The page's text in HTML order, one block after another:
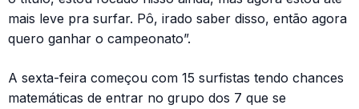
mais leve pra surfar. Pô, irado saber disso, então agora
quero ganhar o campeonato”.
A sexta-feira começou com 15 surfistas tendo chances
matemáticas de entrar no grupo dos 7 que se